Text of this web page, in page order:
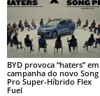
BYD provoca “haters” em
campanha do novo Song
Pro Super-Híbrido Flex
Fuel